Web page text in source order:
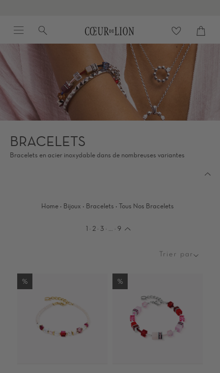
BRACELETS
Bracelets en acier inoxydable dans de nombreuses variantes
Home · Bijoux · Bracelets · Tous Nos Bracelets
1 · 2 · 3 · … · 9
Trier
Trier par
% %